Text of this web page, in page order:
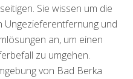
Sie wissen um die
Ungezieferentfernung und
an, um einen
zu umgehen.
von Bad Berka